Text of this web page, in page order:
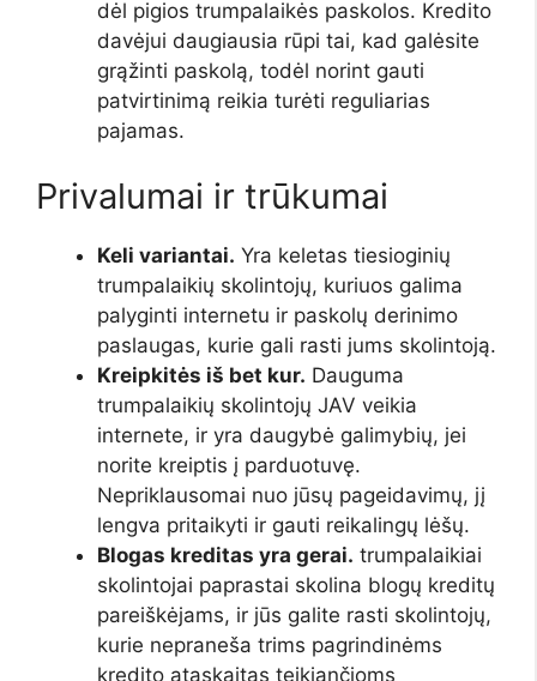
dėl pigios trumpalaikės paskolos. Kredito
davėjui daugiausia rūpi tai, kad galėsite
grąžinti paskolą, todėl norint gauti
patvirtinimą reikia turėti reguliarias
pajamas.
Privalumai ir trūkumai
Keli variantai. Yra keletas tiesioginių
trumpalaikių skolintojų, kuriuos galima
palyginti internetu ir paskolų derinimo
paslaugas, kurie gali rasti jums skolintoją.
Kreipkitės iš bet kur. Dauguma
trumpalaikių skolintojų JAV veikia
internete, ir yra daugybė galimybių, jei
norite kreiptis į parduotuvę.
Nepriklausomai nuo jūsų pageidavimų, jį
lengva pritaikyti ir gauti reikalingų lėšų.
Blogas kreditas yra gerai. trumpalaikiai
skolintojai paprastai skolina blogų kreditų
pareiškėjams, ir jūs galite rasti skolintojų,
kurie nepraneša trims pagrindinėms
kredito ataskaitas teikiančioms